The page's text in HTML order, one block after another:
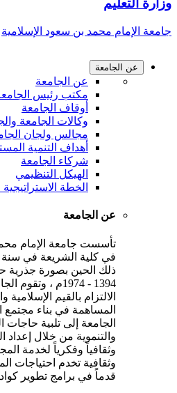
وزارة التعليم
جامعة الإمام محمد بن سعود الإسلامية
عن الجامعة
عن الجامعة
مكتب رئيس
أوقاف الجامعة
وكالات الجامعة
مجالس ولجان
أهداف التنمية
شركاء الجامعة
الهيكل التنظيمي
الخطة
عن الجامعة
تأسست جامعة الإمام
ذلك الحين بصورة
1394 - 1974م ،
الالتزام بالقيم
المساهمة في بناء
الجامعة إلى تلبية حاجات
والتنموية من خلال إعداد
وثقافياً وفكرياً لخدمة
وثقافية تخدم احتياجات
قدماً في برامج تطوير